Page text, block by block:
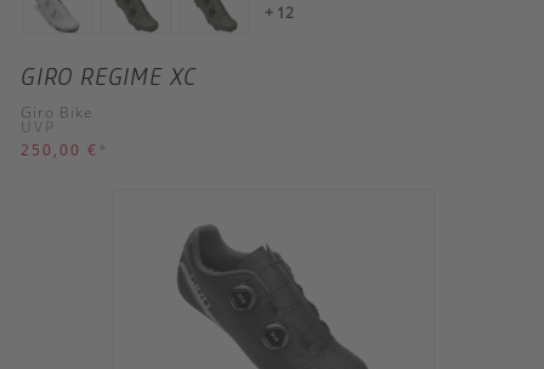
+ 12
GIRO REGIME XC
Giro Bike
UVP
250,00 € *